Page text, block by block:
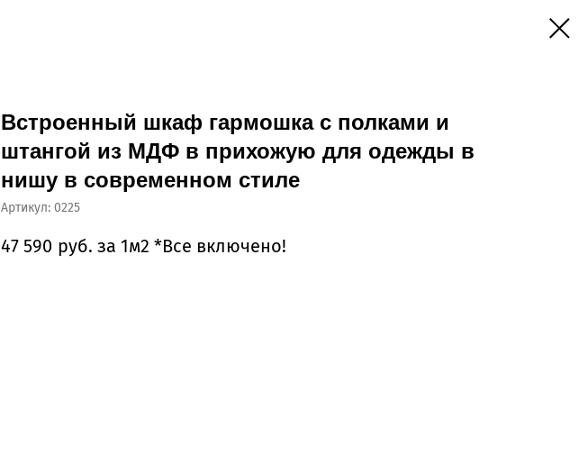
Встроенный шкаф гармошка с полками и
штангой из МДФ в прихожую для одежды в
нишу в современном стиле
Артикул: 0225
47 590 руб. за 1м2 *Все включено!